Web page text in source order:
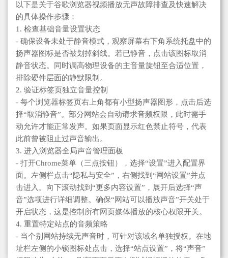
以下是关于谷歌浏览器视频播放无声故障排查及快速解决
的具体操作步骤：
1. 检查基础音量设置状态
- 确保设备未处于静音模式，观察屏幕右下角系统托盘中的
扬声器图标是否被划掉斜线。若已静音，点击该图标取消
静音状态。同时调高物理设备的主音量旋钮至合适位置，
排除硬件层面的静默限制。
2. 验证标签页独立音量控制
- 每个浏览器标签页右上角都有小型扬声器图形，点击后选
择“取消静音”。部分网站会自动请求音频权限，此时需手
动允许才能正常发声。如果页面显示红色禁止符号，代表
此前曾被阻止过声音输出。
3. 进入浏览器全局声音管理面板
- 打开Chrome菜单（三点按钮），选择“设置”进入配置界
面。左侧栏点击“隐私与安全”，右侧找到“网站设置”并点
击进入。向下滚动找到“更多内容设置”，展开后选择“声
音”选项进行详细调整。确保“网站可以播放声音”开关处于
开启状态，这是控制所有网页媒体播放的核心权限开关。
4. 重置特定站点的音频策略
- 当个别网站持续无声音时，可针对该域名单独授权。在地
址栏左侧的小锁图标处点击，选择“站点设置”，将“声音”